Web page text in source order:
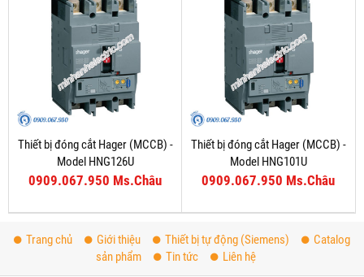
Thiết bị đóng cắt Hager (MCCB) -
Model HNG126U
0909.067.950 Ms.Châu
Thiết bị đóng cắt Hager (MCCB) -
Model HNG101U
0909.067.950 Ms.Châu
Trang chủ Giới thiệu Thiết bị tự động (Siemens)
Catalog
sản phẩm
Tin tức Liên hệ